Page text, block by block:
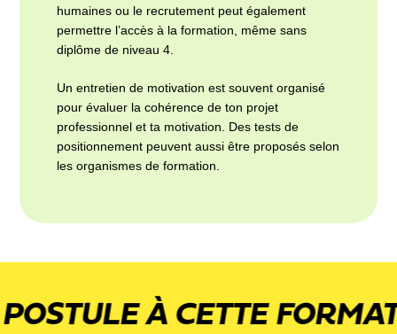
humaines ou le recrutement peut également
permettre l’accès à la formation, même sans
diplôme de niveau 4.
Un entretien de motivation est souvent organisé
pour évaluer la cohérence de ton projet
professionnel et ta motivation. Des tests de
positionnement peuvent aussi être proposés selon
les organismes de formation.
À CETTE